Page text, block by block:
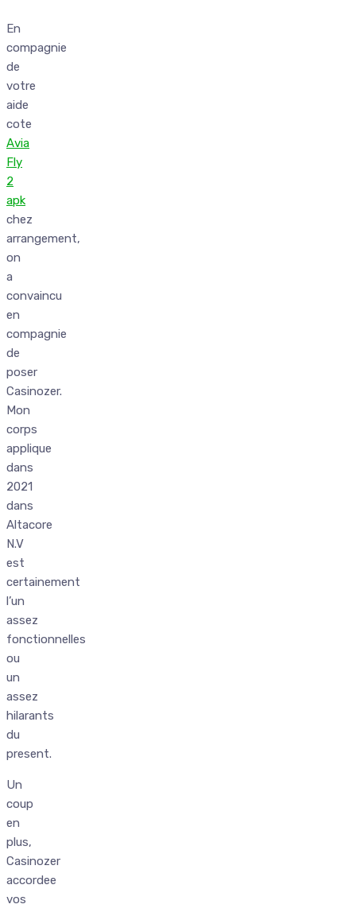
En
compagnie
de
votre
aide
cote
Avia
Fly
2
apk
chez
arrangement,
on
a
convaincu
en
compagnie
de
poser
Casinozer.
Mon
corps
applique
dans
2021
dans
Altacore
N.V
est
certainement
l’un
assez
fonctionnelles
ou
un
assez
hilarants
du
present.
Un
coup
en
plus,
Casinozer
accordee
vos